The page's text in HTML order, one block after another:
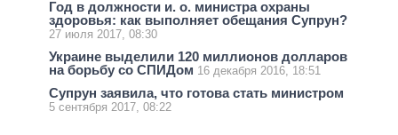
Год в должности и. о. министра охраны
здоровья: как выполняет обещания Супрун?
27 июля 2017, 08:30
Украине выделили 120 миллионов долларов
на борьбу со СПИДом 16 декабря 2016, 18:51
Супрун заявила, что готова стать министром
5 сентября 2017, 08:22